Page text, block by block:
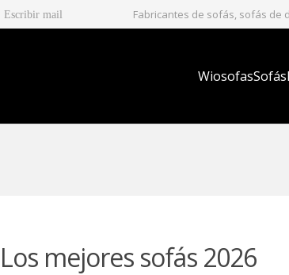
Escribir mail Fabricantes de sofás, sofás de
WiosofasSofás
Los mejores sofás 2026